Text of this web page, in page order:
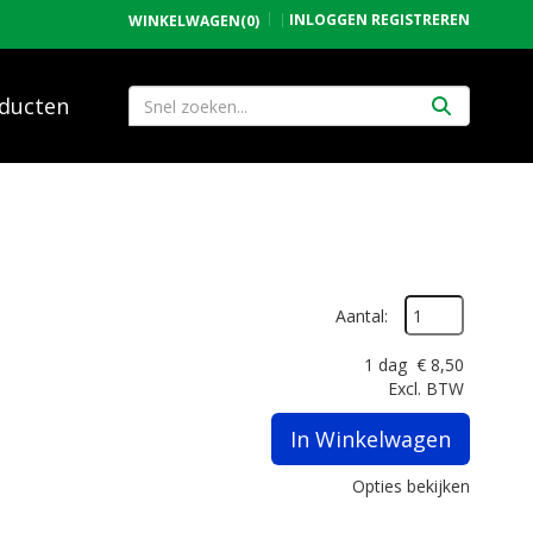
WINKELWAGEN(0) INLOGGEN REGISTREREN
Aantal:
1 dag € 8,50
Excl. BTW
In Winkelwagen
Opties bekijken